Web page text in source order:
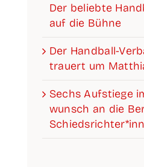
Der belieb­te
auf die Bühne
Der Han­­d­­­ball-
trau­ert um
Sechs Auf­stie­ge
wunsch an die